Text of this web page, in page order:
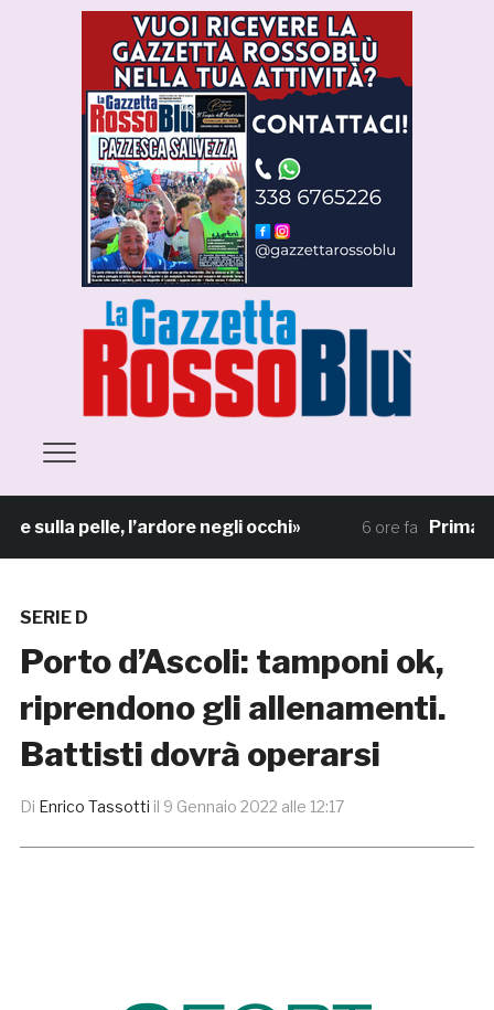
pelle, l’ardore negli occhi» 6 ore fa Primavera
SERIE D
Porto d’Ascoli: tamponi ok,
riprendono gli allenamenti.
Battisti dovrà operarsi
Di Enrico Tassotti il 9 Gennaio 2022 alle 12:17